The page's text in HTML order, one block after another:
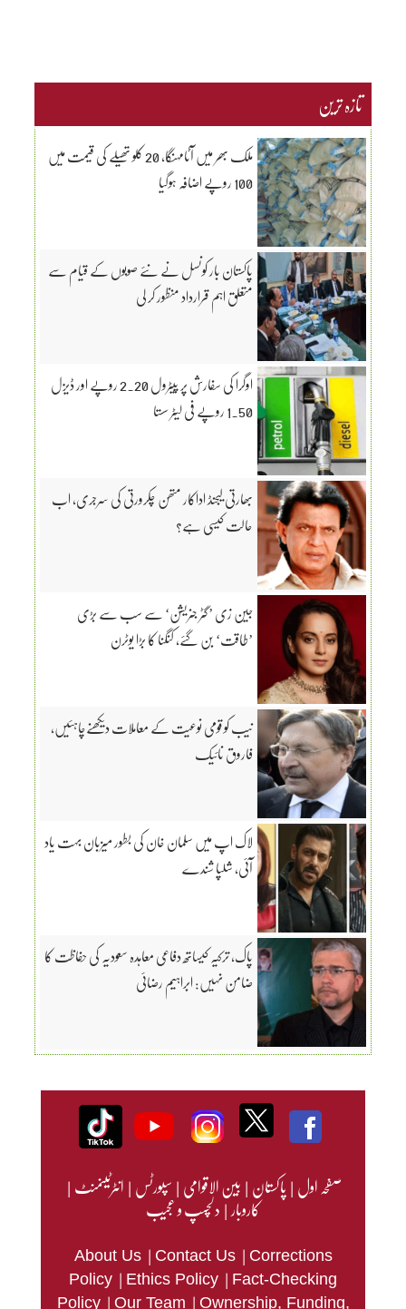
تازہ ترین
ملک بھر میں آٹامہنگا، 20 کلو تھیلے کی قیمت میں
100 روپے اضافہ ہوگیا
پاکستان بار کونسل نے نئے صوبوں کے قیام سے
متعلق اہم قرارداد منظور کر لی
اوگرا کی سفارش پر پیٹرول 2.20 روپے اور ڈیزل
1.50 روپے فی لیٹر سستا
بھارتی لیجنڈ اداکار متھن چکرورتی کی سرجری، اب
حالت کیسی ہے؟
جین زی ’گٹر جنریشن‘ سے سب سے بڑی
’طاقت‘ بن گئے، کنگنا کا بڑا یوٹرن
نیب کو قومی نوعیت کے معاملات دیکھنےچاہئیں،
فاروق نائیک
لاک اپ میں سلمان خان کی بطور میزبان بہت یاد
آئی، شلپا شندے
پاک، ترکیہ کیساتھ دفاعی معاہدہ سعودیہ کی حفاظت کا
ضامن نہیں: ابراہیم رضائی
صفحہ اول|پاکستان|بین الاقوامی|سپورٹس|انٹرٹینمنٹ|
کاروبار|دلچسپ و عجیب
About Us | Contact Us | Corrections
Policy | Ethics Policy | Fact-Checking
Policy
Our Team Ownership, Funding,